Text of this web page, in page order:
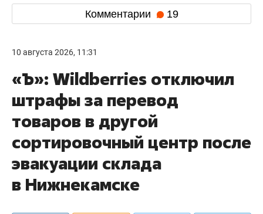
Комментарии 19
10 августа 2026, 11:31
«Ъ»: Wildberries отключил
штрафы за перевод
товаров в другой
сортировочный центр после
эвакуации склада
в Нижнекамске